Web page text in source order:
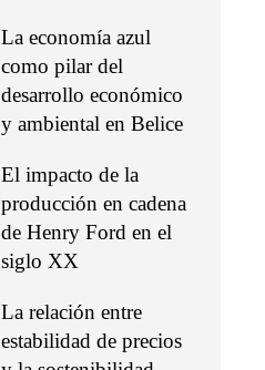
La economía azul
como pilar del
desarrollo económico
y ambiental en Belice
El impacto de la
producción en cadena
de Henry Ford en el
siglo XX
La relación entre
estabilidad de precios